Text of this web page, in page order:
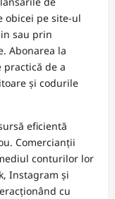
obicei pe site-ul
sau prin
Abonarea la
de a
și codurile
eficientă
Comercianții
conturilor lor
Instagram și
cu